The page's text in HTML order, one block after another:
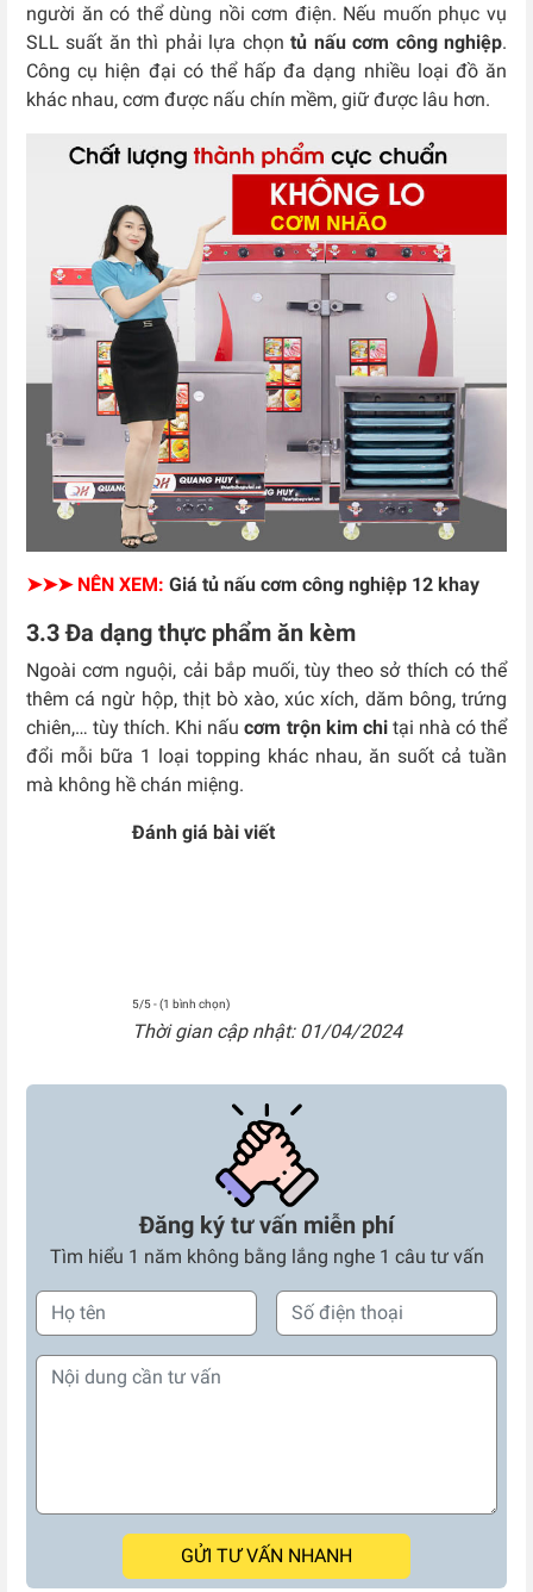
người ăn có thể dùng nồi cơm điện. Nếu muốn phục vụ
SLL suất ăn thì phải lựa chọntủ nấu cơm công nghiệp.
Công cụ hiện đại có thể hấp đa dạng nhiều loại đồ ăn
khác nhau, cơm được nấu chín mềm, giữ được lâu hơn.
➤➤➤ NÊN XEM: Giá tủ nấu cơm công nghiệp 12 khay
3.3 Đa dạng thực phẩm ăn kèm
Ngoài cơm nguội, cải bắp muối, tùy theo sở thích có thể
thêm cá ngừ hộp, thịt bò xào, xúc xích, dăm bông, trứng
chiên,… tùy thích. Khi nấucơm trộn kim chi tại nhà có thể
đổi mỗi bữa 1 loại topping khác nhau, ăn suốt cả tuần
mà không hề chán miệng.
Đánh giá bài viết
5/5 - (1 bình chọn)
Thời gian cập nhật: 01/04/2024
Đăng ký tư vấn miễn phí
Tìm hiểu 1 năm không bằng lắng nghe 1 câu tư vấn
GỬI TƯ VẤN NHANH